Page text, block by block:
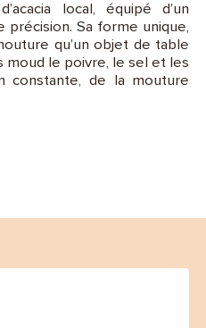
local, équipé d’un
précision. Sa forme unique,
qu’un objet de table
moud le poivre, le sel et les
constante, de la mouture